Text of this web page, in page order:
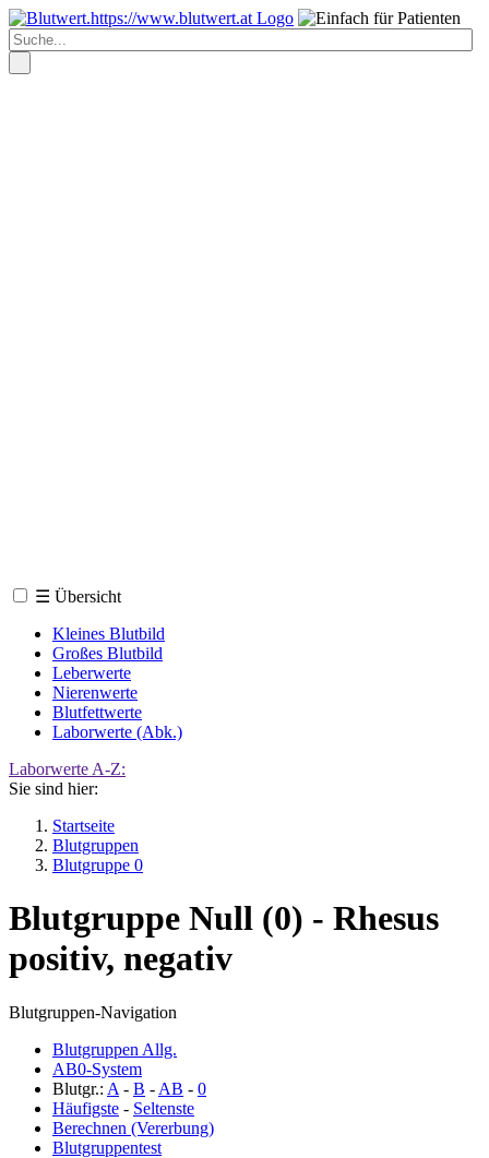
☰ Übersicht
Kleines Blutbild
Großes Blutbild
Leberwerte
Nierenwerte
Blutfettwerte
Laborwerte (Abk.)
Laborwerte A-Z:
Sie sind hier:
Startseite
Blutgruppen
Blutgruppe 0
Blutgruppe Null (0) - Rhesus
positiv, negativ
Blutgruppen-Navigation
Blutgruppen Allg.
AB0-System
Blutgr.: A - B - AB - 0
Häufigste - Seltenste
Berechnen (Vererbung)
Blutgruppentest